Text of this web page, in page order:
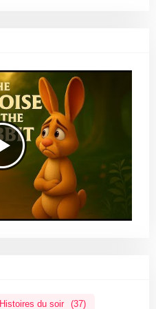
Histoires du soir (37)